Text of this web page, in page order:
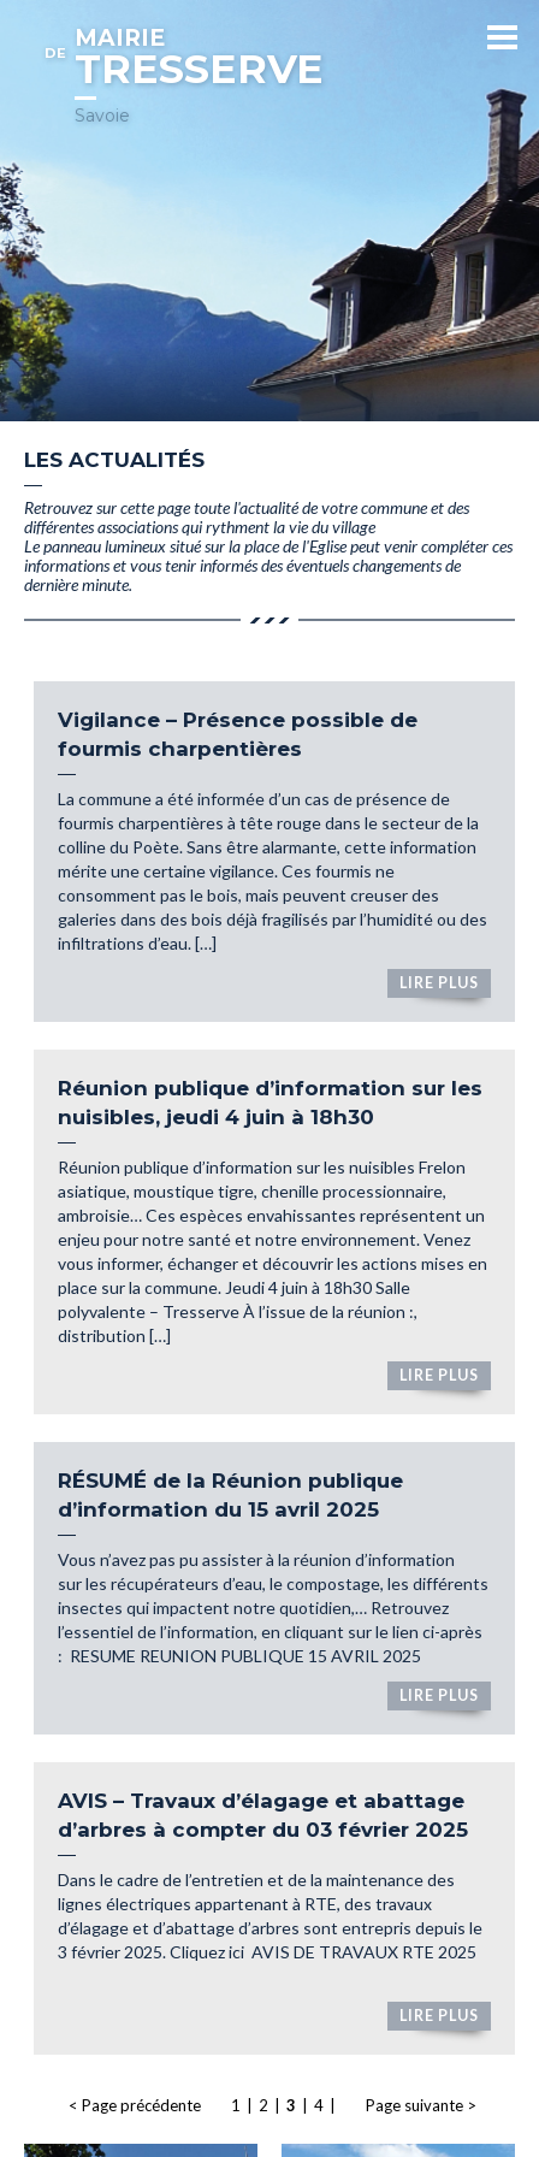
MAIRIE
DE TRESSERVE
Savoie
LES ACTUALITÉS
Retrouvez sur cette page toute l'actualité de votre commune et des
différentes associations qui rythment la vie du village
Le panneau lumineux situé sur la place de l'Eglise peut venir compléter ces
informations et vous tenir informés des éventuels changements de
dernière minute.
Vigilance – Présence possible de
fourmis charpentières
La commune a été informée d’un cas de présence de
fourmis charpentières à tête rouge dans le secteur de la
colline du Poète. Sans être alarmante, cette information
mérite une certaine vigilance. Ces fourmis ne
consomment pas le bois, mais peuvent creuser des
galeries dans des bois déjà fragilisés par l’humidité ou des
infiltrations d’eau. […]
LIRE PLUS
Réunion publique d’information sur les
nuisibles, jeudi 4 juin à 18h30
Réunion publique d’information sur les nuisibles Frelon
asiatique, moustique tigre, chenille processionnaire,
ambroisie… Ces espèces envahissantes représentent un
enjeu pour notre santé et notre environnement. Venez
vous informer, échanger et découvrir les actions mises en
place sur la commune. Jeudi 4 juin à 18h30 Salle
polyvalente – Tresserve À l’issue de la réunion :,
distribution […]
LIRE PLUS
RÉSUMÉ de la Réunion publique
d’information du 15 avril 2025
Vous n’avez pas pu assister à la réunion d’information
sur les récupérateurs d’eau, le compostage, les différents
insectes qui impactent notre quotidien,… Retrouvez
l’essentiel de l’information, en cliquant sur le lien ci-après
: RESUME REUNION PUBLIQUE 15 AVRIL 2025
LIRE PLUS
AVIS – Travaux d’élagage et abattage
d’arbres à compter du 03 février 2025
Dans le cadre de l’entretien et de la maintenance des
lignes électriques appartenant à RTE, des travaux
d’élagage et d’abattage d’arbres sont entrepris depuis le
3 février 2025. Cliquez ici AVIS DE TRAVAUX RTE 2025
LIRE PLUS
< Page précédente 1 2 3 4 Page suivante >